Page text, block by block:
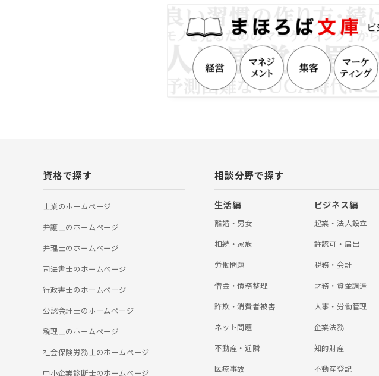
し、弁護士法人ALG&Associatesに所属する弁護士が
全員で共有することによって、全国どこでも質の高
いリーガルサービスを提供致します。 「離婚につい
て考えている」、「家族が逮捕された」、「近く相
続問題が起こりそう」、「交通事故の被害者なの
に、加害者や保険会社が横柄で困っている」、「医
療過誤の疑いがある」など、お困りごとがございま
したら、ぜひ一度、私たち弁護士法人
所であり続けたいと考えています。交通事故に関し
てお悩みがあればお気軽にご連絡ください。 【離
婚】 一口に離婚事件といっても、親権、養育費、面
会交流、財産分与、慰謝料など千差万別です。弁護
士法人ALG東京オフィスでは、数多の離婚事件に携
より適切な対処方法を考案することができます。 そ
関するご相談も承っております。 お困りごとがあり
ご相談ください。
資格で探す
士業のホームぺージ
弁護士のホームぺージ
弁理士のホームぺージ
司法書士のホームぺージ
行政書士のホームぺージ
公認会計士のホームぺージ
税理士のホームぺージ
社会保険労務士のホームぺージ
中小企業診断士のホームぺージ
相談分野で探す
生活編
離婚・男女
相続・家族
労働問題
借金・債務整理
詐欺・消費者被害
ネット問題
不動産・近隣
医療事故
ビジネス編
起業・法人設立
許認可・届出
税務・会計
財務・資金調達
人事・労働管理
企業法務
知的財産
不動産登記